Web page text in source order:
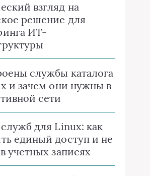
взгляд на
решение для
ИТ-
службы каталога
и зачем они нужны в
сети
для Linux: как
единый доступ и не
учетных записях